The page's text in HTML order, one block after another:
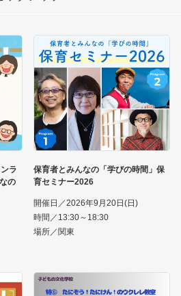
ラ
の
保育者とみんなの「学びの時間」保
育セミナー2026
開催日／2026年9月20日(日)
時間／13:30～18:30
場所／関東